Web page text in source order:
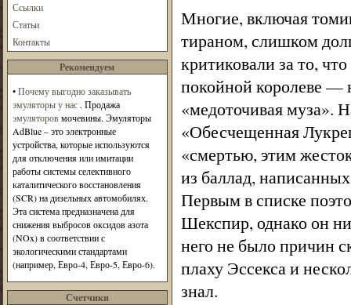
Ссылки
Статьи
Контакты
Рекомендуем
•Почему выгодно заказывать
эмуляторы у нас. Продажа
эмуляторовмочевины. Эмуляторы
AdBlue – это электронные
устройства, которые используются
для отключения или имитации
работы системы селективного
каталитического восстановления
(SCR) на дизельных автомобилях.
Эта система предназначена для
снижения выбросов оксидов азота
(NOx) в соответствии с
экологическими стандартами
(например, Евро-4, Евро-5, Евро-6).
Счетчики
Многие, включая
тираном, слишком
критиковали за то,
покойной королеве —
«медоточивая муза».
«Обесчещенная
«смертью, этим
из баллад,
Первым в списке
Шекспир, однако он
него не было причин
плаху Эссекса и
знал.